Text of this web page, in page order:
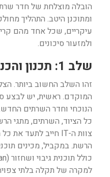
הובלה מוצלחת של חדר
ומתוכנן היטב. התהליך
עיקריים, שכל אחד מהם
ולמזעור סיכונים.
שלב 1: תכנון והכנה
זהו השלב החשוב ביותר.
המוקדם. ראשית, יש לבצע
הנוכחי וחדר השרתים
הרשת. במקביל, מכינים
למקרה של תקלה בלתי